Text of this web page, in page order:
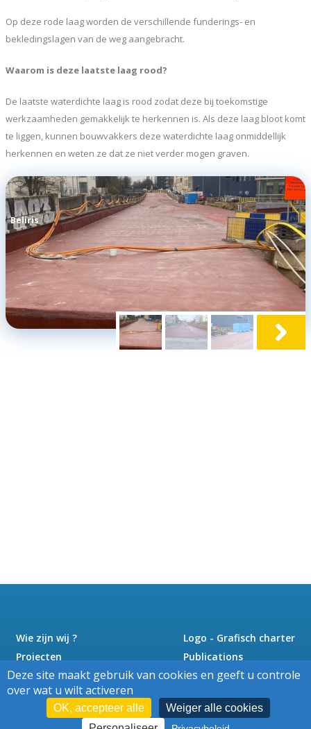
Op deze rode laag worden de verschillende funderings- en
bekledingslagen van de weg aangebracht.
Waarom is deze laatste laag rood?
De laatste waterdichte laag is rood zodat deze bij toekomstige
werkzaamheden gemakkelijk te herkennen is. Als deze laag bloot komt
te liggen, kunnen bouwvakkers deze waterdichte laag onmiddellijk
herkennen en weten ze dat ze niet verder mogen graven.
Beliris
Wie zijn wij ?
Projecten
Nieuws
Jobs
Logo - Grafisch charter
Publications
Pers
Deze site maakt gebruik van cookies en geeft u controle
over wat u wilt activeren
OK, accepteer alle
Weiger alle cookies